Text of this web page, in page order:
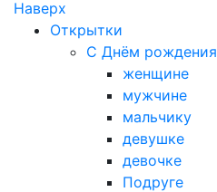
Наверх
Открытки
С Днём рождения
женщине
мужчине
мальчику
девушке
девочке
Подруге